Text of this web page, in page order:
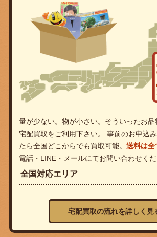
量が少ない。物が小さい。そういったお
宅配買取をご利用下さい。 事前のお申込
たら全国どこからでも買取可能。 送料は全
電話・LINE・メールにてお問い合わせくだ
全国対応エリア
宅配買取の流れを詳しく見